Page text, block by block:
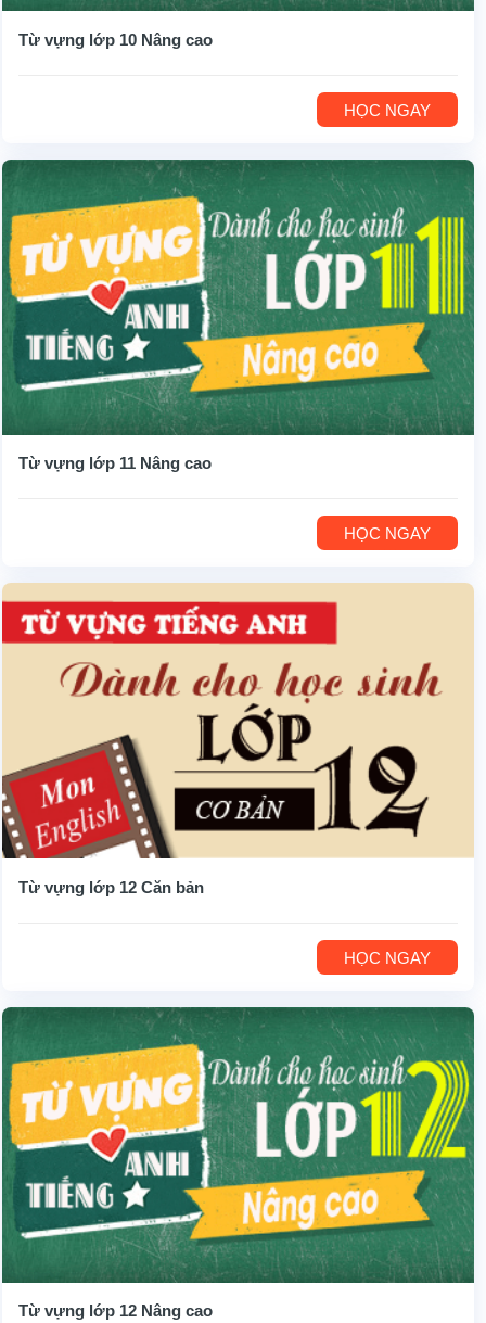
Từ vựng lớp 10 Nâng cao
HỌC NGAY
Từ vựng lớp 11 Nâng cao
HỌC NGAY
Từ vựng lớp 12 Căn bản
HỌC NGAY
Từ vựng lớp 12 Nâng cao